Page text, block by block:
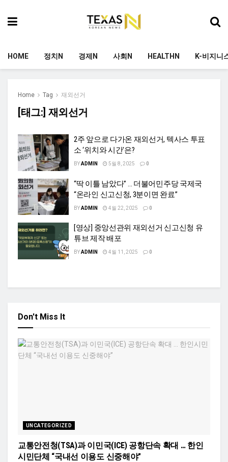
HOME 정치N 경제N 사회N HEALTHN K-비지니
Home Tag 재외선거
[태그:] 재외선거
2주 앞으로 다가온 재외선거, 텍사스 투표
소 ‘위치와 시간’은?
BYADMIN 5월 8, 2025 0
“딱 이틀 남았다” … 더불어민주당 국제국
“온라인 신고신청, 3분이면 완료”
BYADMIN 4월 22, 2025 0
[영상] 중앙선관위 재외선거 신고신청 유
튜브 제작 배포
BYADMIN 4월 11, 2025 0
Don't Miss It
UNCATEGORIZED
교통안전청(TSA)과 이민국(ICE) 공항단속 확대 … 한인
시민단체 “국내선 이용도 신중해야”